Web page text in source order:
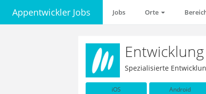
Appentwickler Jobs Jobs Orte
Spezialisierte
iOS Android